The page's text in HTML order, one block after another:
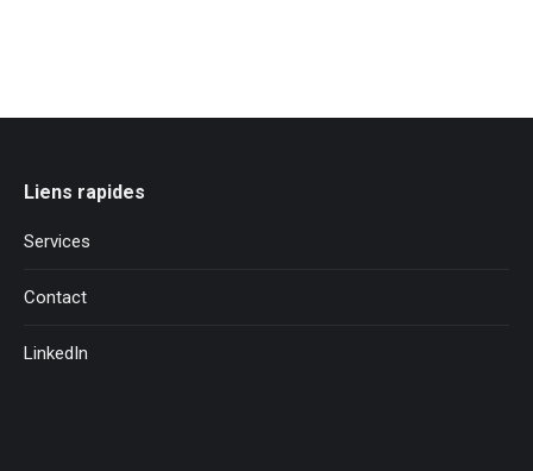
Liens rapides
Services
Contact
LinkedIn